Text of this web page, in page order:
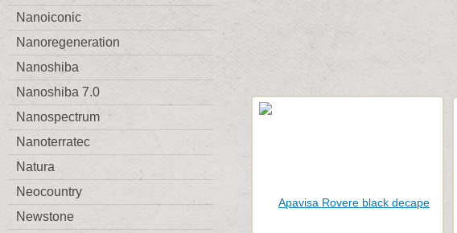
Nanoiconic
Nanoregeneration
Nanoshiba
Nanoshiba 7.0
Nanospectrum
Nanoterratec
Natura
Neocountry
Newstone